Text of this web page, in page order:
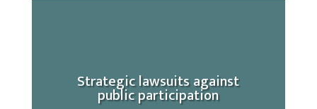
Strategic lawsuits against
public participation